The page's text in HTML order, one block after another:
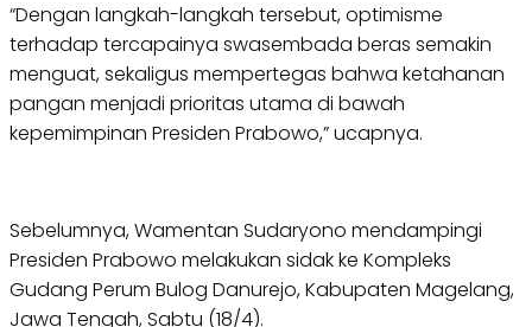
“Dengan langkah-langkah tersebut, optimisme
terhadap tercapainya swasembada beras semakin
menguat, sekaligus mempertegas bahwa ketahanan
pangan menjadi prioritas utama di bawah
kepemimpinan Presiden Prabowo,” ucapnya.
Sebelumnya, Wamentan Sudaryono mendampingi
Presiden Prabowo melakukan sidak ke Kompleks
Gudang Perum Bulog Danurejo, Kabupaten Magelang,
Jawa Tengah, Sabtu (18/4).